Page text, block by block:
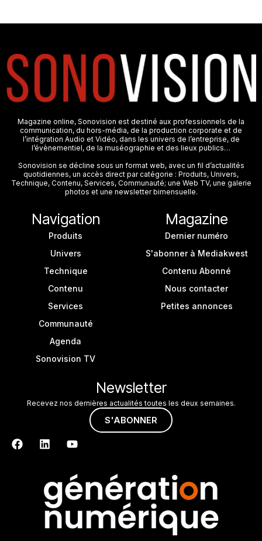
Magazine online, Sonovision est destiné aux professionnels de la
communication, du hors-média, de la production corporate et de
l’intégration Audio et Vidéo, dans les univers de l’entreprise, de
l’évènementiel, de la muséographie et des lieux publics…
Sonovision se décline sous un format web, avec un fil d’actualités
quotidiennes, un accès direct par catégorie : Produits, Univers,
Technique, Contenu, Services, Communauté; une Web TV, une galerie
photos et une newsletter bimensuelle.
Navigation
Produits
Univers
Technique
Contenu
Services
Communauté
Agenda
Sonovision TV
Magazine
Dernier numéro
S'abonner à Mediakwest
Contenu Abonné
Nous contacter
Petites annonces
Newsletter
Recevez nos dernières actualités toutes les deux semaines.
S'ABONNER